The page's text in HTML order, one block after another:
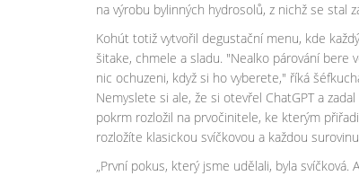
na výrobu bylinných hydrosolů, z nichž se stal
Kohút totiž vytvořil degustační menu, kde
šitake, chmele a sladu. "Nealko párování
nic ochuzeni, když si ho vyberete," říká
Nemyslete si ale, že si otevřel ChatGPT a
pokrm rozložil na prvočinitele, ke kterým
rozložíte klasickou svíčkovou a každou
„První pokus, který jsme udělali, byla